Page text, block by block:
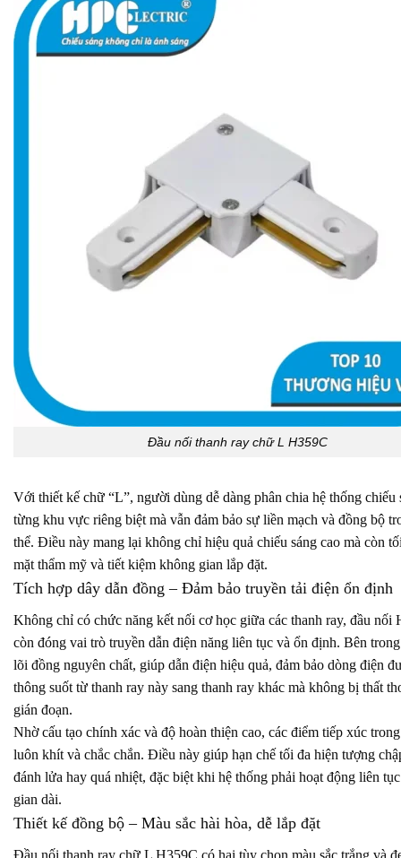
Đầu nối thanh ray chữ L H359C
Với thiết kế chữ “L”, người dùng dễ dàng phân chia hệ thống chiếu
từng khu vực riêng biệt mà vẫn đảm bảo sự liền mạch và đồng bộ
thể. Điều này mang lại không chỉ hiệu quả chiếu sáng cao mà còn
mặt thẩm mỹ và tiết kiệm không gian lắp đặt.
Tích hợp dây dẫn đồng – Đảm bảo truyền tải điện ổn định
Không chỉ có chức năng kết nối cơ học giữa các thanh ray, đầu nối
còn đóng vai trò truyền dẫn điện năng liên tục và ổn định. Bên
lõi đồng nguyên chất, giúp dẫn điện hiệu quả, đảm bảo dòng điện
thông suốt từ thanh ray này sang thanh ray khác mà không bị thất
gián đoạn.
Nhờ cấu tạo chính xác và độ hoàn thiện cao, các điểm tiếp xúc
luôn khít và chắc chắn. Điều này giúp hạn chế tối đa hiện tượng
đánh lửa hay quá nhiệt, đặc biệt khi hệ thống phải hoạt động liên
gian dài.
Thiết kế đồng bộ – Màu sắc hài hòa, dễ lắp đặt